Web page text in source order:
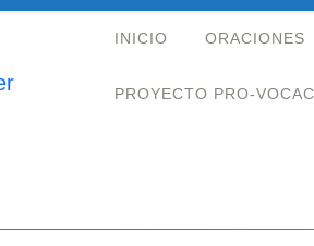
INICIO ORACIONES
PROYECTO PRO-